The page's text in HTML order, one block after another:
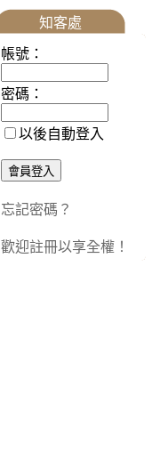
知客處
帳號：
密碼：
以後自動登入
忘記密碼？
歡迎註冊以享全權！